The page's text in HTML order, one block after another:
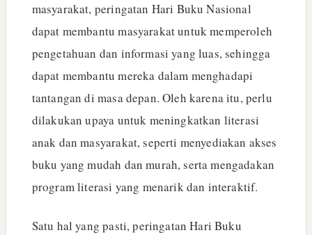
masyarakat, peringatan Hari Buku Nasional
dapat membantu masyarakat untuk memperoleh
pengetahuan dan informasi yang luas, sehingga
dapat membantu mereka dalam menghadapi
tantangan di masa depan. Oleh karena itu, perlu
dilakukan upaya untuk meningkatkan literasi
anak dan masyarakat, seperti menyediakan akses
buku yang mudah dan murah, serta mengadakan
program literasi yang menarik dan interaktif.
Satu hal yang pasti, peringatan Hari Buku